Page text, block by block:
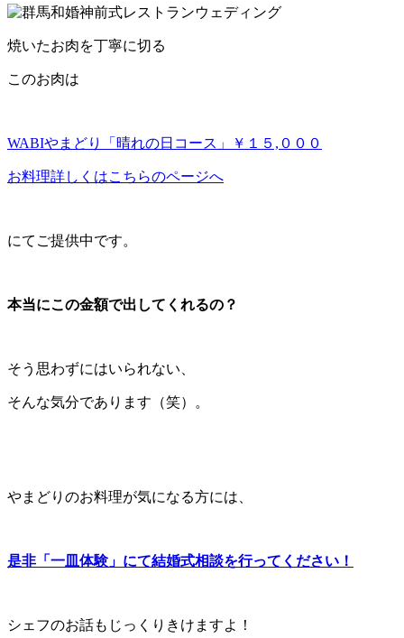
焼いたお肉を丁寧に切る
このお肉は
WABIやまどり「晴れの日コース」￥１５,０００
お料理詳しくはこちらのページへ
にてご提供中です。
本当にこの金額で出してくれるの？
そう思わずにはいられない、
そんな気分であります（笑）。
やまどりのお料理が気になる方には、
是非「一皿体験」にて結婚式相談を行ってください！
シェフのお話もじっくりきけますよ！